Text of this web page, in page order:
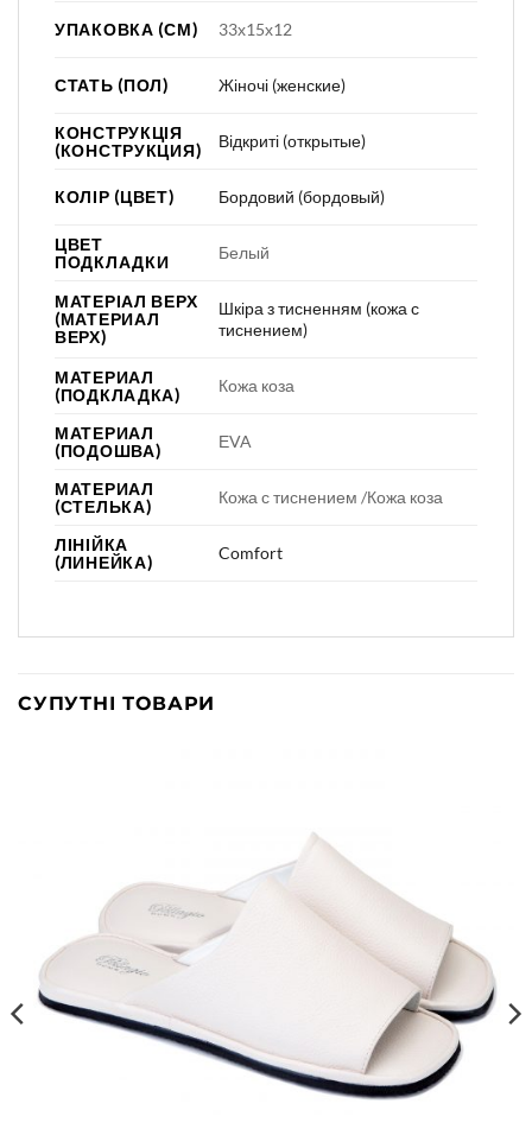
УПАКОВКА (СМ) 33х15х12
СТАТЬ (ПОЛ) Жіночі (женские)
КОНСТРУКЦІЯ
(КОНСТРУКЦИЯ)
Відкриті (открытые)
КОЛІР (ЦВЕТ) Бордовий (бордовый)
ЦВЕТ
ПОДКЛАДКИ
Белый
МАТЕРІАЛ ВЕРХ
(МАТЕРИАЛ
ВЕРХ)
Шкіра з тисненням (кожа с
тиснением)
МАТЕРИАЛ
(ПОДКЛАДКА)
Кожа коза
МАТЕРИАЛ
(ПОДОШВА)
ЕVA
МАТЕРИАЛ
(СТЕЛЬКА)
Кожа с тиснением /Кожа коза
ЛІНІЙКА
(ЛИНЕЙКА)
Comfort
СУПУТНІ ТОВАРИ